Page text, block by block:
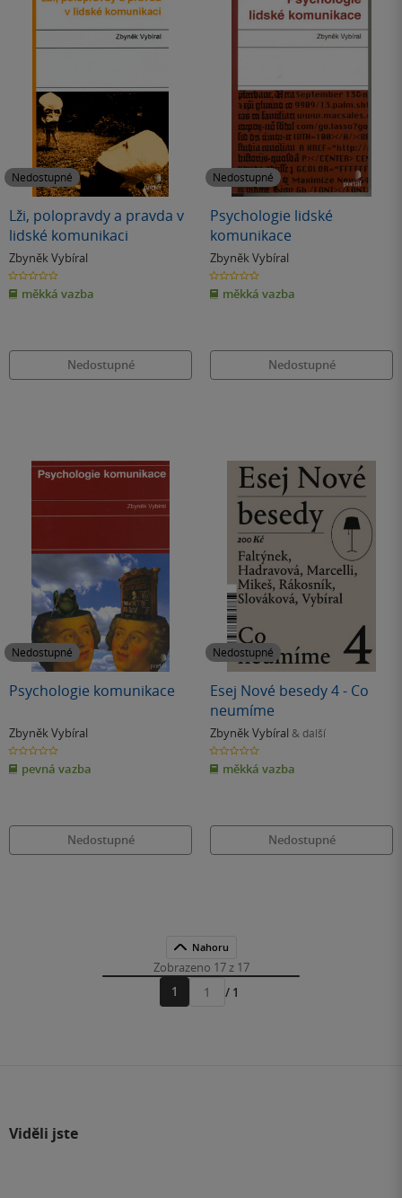
Nedostupné
Lži, polopravdy a pravda v
lidské komunikaci
Zbyněk Vybíral
0.0
z
5
hvězdiček
měkká vazba
Nedostupné
Nedostupné
Psychologie lidské
komunikace
Zbyněk Vybíral
0.0
z
5
hvězdiček
měkká vazba
Nedostupné
Nedostupné
Psychologie komunikace
Zbyněk Vybíral
0.0
z
5
hvězdiček
pevná vazba
Nedostupné
Nedostupné
Esej Nové besedy 4 - Co
neumíme
Zbyněk Vybíral & další
0.0
z
5
hvězdiček
měkká vazba
Nedostupné
Nahoru
Zobrazeno 17 z 17
1
Přejít
/ 1
Viděli jste